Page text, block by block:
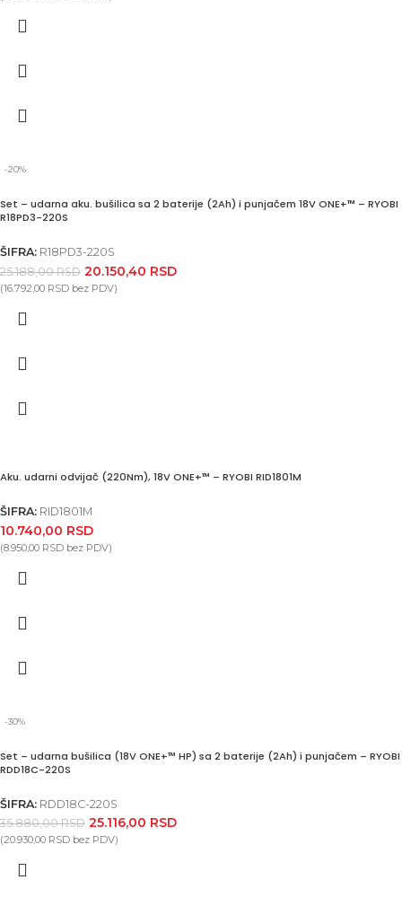
-20%
Set – udarna aku. bušilica sa 2 baterije (2Ah) i punjačem 18V ONE+™ – RYOBI
R18PD3-220S
ŠIFRA: R18PD3-220S
25.188,00RSD 20.150,40 RSD
(16.792,00 RSD bez PDV)
Aku. udarni odvijač (220Nm), 18V ONE+™ – RYOBI RID1801M
ŠIFRA: RID1801M
10.740,00 RSD
(8.950,00 RSD bez PDV)
-30%
Set – udarna bušilica (18V ONE+™ HP) sa 2 baterije (2Ah) i punjačem – RYOBI
RDD18C-220S
ŠIFRA: RDD18C-220S
35.880,00RSD 25.116,00 RSD
(20.930,00 RSD bez PDV)